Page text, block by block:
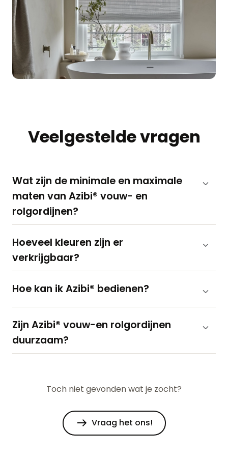
Veelgestelde vragen
Wat zijn de minimale en maximale
maten van Azibi® vouw- en
rolgordijnen?
Hoeveel kleuren zijn er
verkrijgbaar?
Hoe kan ik Azibi® bedienen?
Zijn Azibi® vouw-en rolgordijnen
duurzaam?
Toch niet gevonden wat je zocht?
Vraag het ons!